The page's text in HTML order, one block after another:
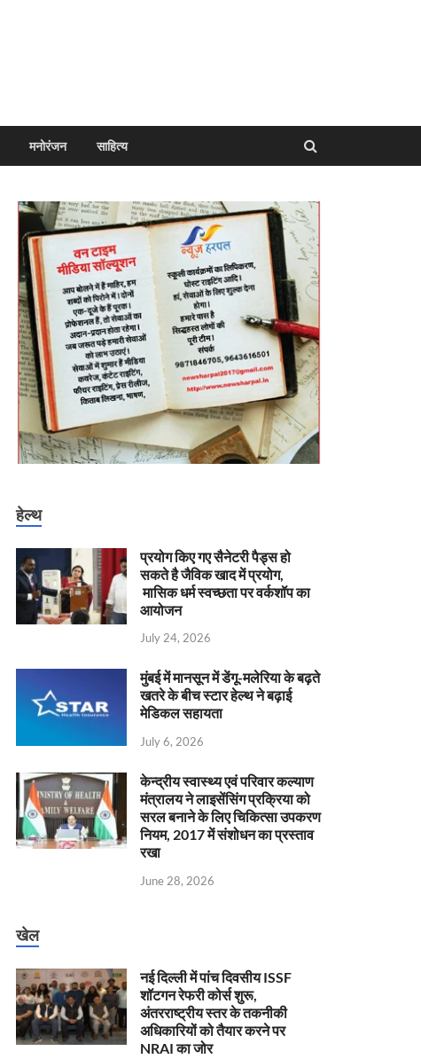
मनोरंजन साहित्य
हेल्थ
प्रयोग किए गए सैनेटरी पैड्स हो
सकते है जैविक खाद में प्रयोग,
मासिक धर्म स्वच्छता पर वर्कशॉप का
आयोजन
July 24, 2026
मुंबई में मानसून में डेंगू-मलेरिया के बढ़ते
खतरे के बीच स्टार हेल्थ ने बढ़ाई
मेडिकल सहायता
July 6, 2026
केन्‍द्रीय स्वास्थ्य एवं परिवार कल्याण
मंत्रालय ने लाइसेंसिंग प्रक्रिया को
सरल बनाने के लिए चिकित्सा उपकरण
नियम, 2017 में संशोधन का प्रस्ताव
रखा
June 28, 2026
खेल
नई दिल्ली में पांच दिवसीय ISSF
शॉटगन रेफरी कोर्स शुरू,
अंतरराष्ट्रीय स्तर के तकनीकी
अधिकारियों को तैयार करने पर
NRAI का जोर